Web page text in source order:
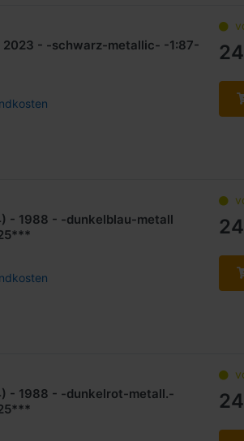
2023 - -schwarz-metallic- -1:87-
- 1988 - -dunkelblau-metall
- 1988 - -dunkelrot-metall.-